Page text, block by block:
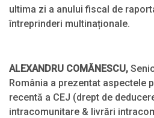
ultima zi a anului fiscal de
întreprinderi multinaționale.
ALEXANDRU COMĂNESCU,
România a prezentat aspectele
recentă a CEJ (drept de
intracomunitare & livrări